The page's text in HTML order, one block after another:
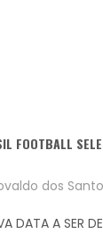
FOOTBALL
dos
DATA A SER